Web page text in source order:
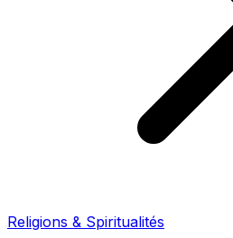
Religions & Spiritualités